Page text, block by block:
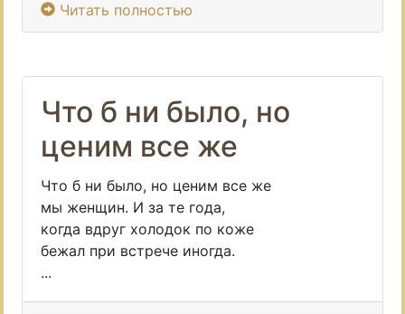
Читать полностью
Что б ни было, но
ценим все же
Что б ни было, но ценим все же
мы женщин. И за те года,
когда вдруг холодок по коже
бежал при встрече иногда.
...